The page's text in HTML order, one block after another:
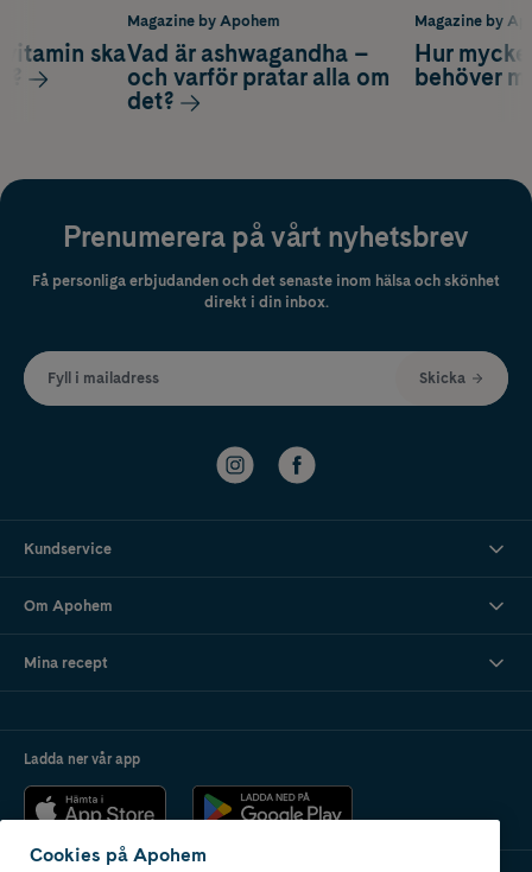
Magazine by
Hur
behöver
ska
Magazine by Apohem
Vad är ashwagandha –
och varför pratar alla om
det?
Prenumerera på vårt nyhetsbrev
Få personliga erbjudanden och det senaste inom hälsa och skönhet
direkt i din inbox.
Fyll i mailadress Skicka
Kundservice
Om Apohem
Mina recept
Ladda ner vår app
Cookies på Apohem